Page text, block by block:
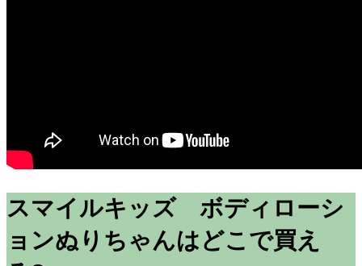
スマイルキッズ ボディローシ
ョンぬりちゃんはどこで買え